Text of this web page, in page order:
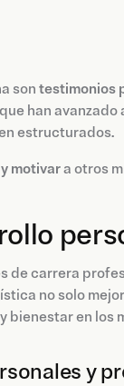
son testimonios
que han
estructurados.
motivara otros
de carrera
no solo
bienestar en los
y